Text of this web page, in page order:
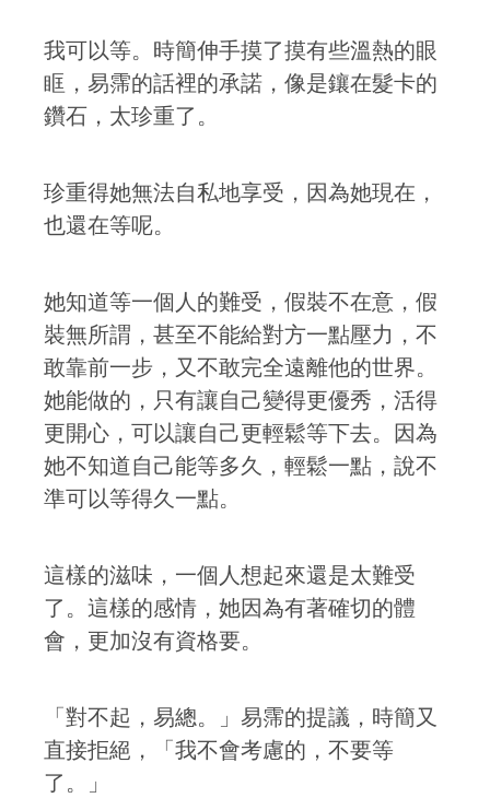
我可以等。時簡伸手摸了摸有些溫熱的眼
眶，易霈的話裡的承諾，像是鑲在髮卡的
鑽石，太珍重了。
珍重得她無法自私地享受，因為她現在，
也還在等呢。
她知道等一個人的難受，假裝不在意，假
裝無所謂，甚至不能給對方一點壓力，不
敢靠前一步，又不敢完全遠離他的世界。
她能做的，只有讓自己變得更優秀，活得
更開心，可以讓自己更輕鬆等下去。因為
她不知道自己能等多久，輕鬆一點，說不
準可以等得久一點。
這樣的滋味，一個人想起來還是太難受
了。這樣的感情，她因為有著確切的體
會，更加沒有資格要。
「對不起，易總。」易霈的提議，時簡又
直接拒絕，「我不會考慮的，不要等
了。」